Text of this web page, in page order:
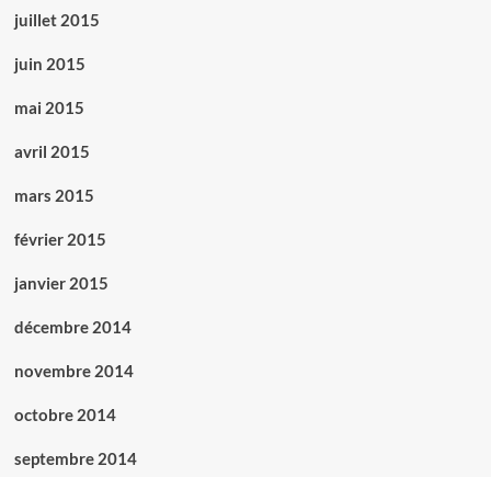
juillet 2015
juin 2015
mai 2015
avril 2015
mars 2015
février 2015
janvier 2015
décembre 2014
novembre 2014
octobre 2014
septembre 2014